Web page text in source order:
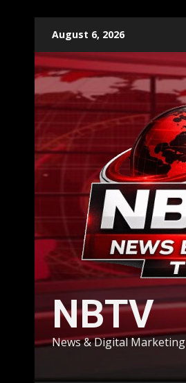
content
August 6, 2026
NBTV
News & Digital Marketing